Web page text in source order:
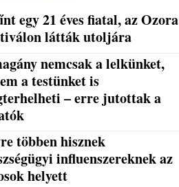
egy 21 éves fiatal, az Ozora
látták utoljára
nemcsak a lelkünket,
a testünket is
– erre jutottak a
többen hisznek
influenszereknek az
helyett